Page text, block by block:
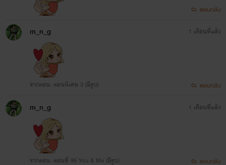
ตอบกลับ
m_n_g
จากตอน: ตอนพิเศษ 3 (มีรูป)
1 เดือนที่แล้ว
ตอบกลับ
m_n_g
จากตอน: ตอนที่ 95 You & Me (มีรูป)
1 เดือนที่แล้ว
ตอบกลับ